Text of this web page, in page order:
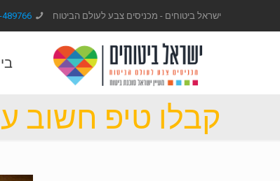
ישראל ביטוחים - מכניסים צבע לעולם הביטוח 489766
קבלו טיפ חשוב